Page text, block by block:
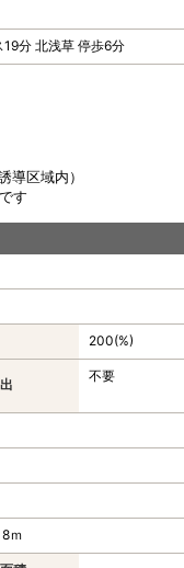
19分 北浅草 停歩6分
導区域内）
す
200(%)
不要
ｍ